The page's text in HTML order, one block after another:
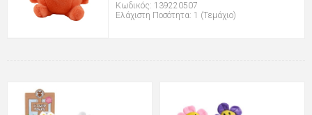
Κωδικός: 139220507
Ελάχιστη Ποσότητα: 1 (Τεμάχιο)